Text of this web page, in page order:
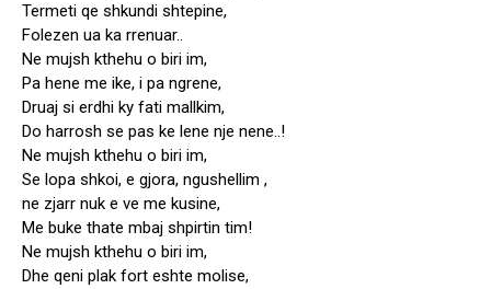
Termeti qe shkundi shtepine,
Folezen ua ka rrenuar..
Ne mujsh kthehu o biri im,
Pa hene me ike, i pa ngrene,
Druaj si erdhi ky fati mallkim,
Do harrosh se pas ke lene nje nene..!
Ne mujsh kthehu o biri im,
Se lopa shkoi, e gjora, ngushellim ,
ne zjarr nuk e ve me kusine,
Me buke thate mbaj shpirtin tim!
Ne mujsh kthehu o biri im,
Dhe qeni plak fort eshte molise,